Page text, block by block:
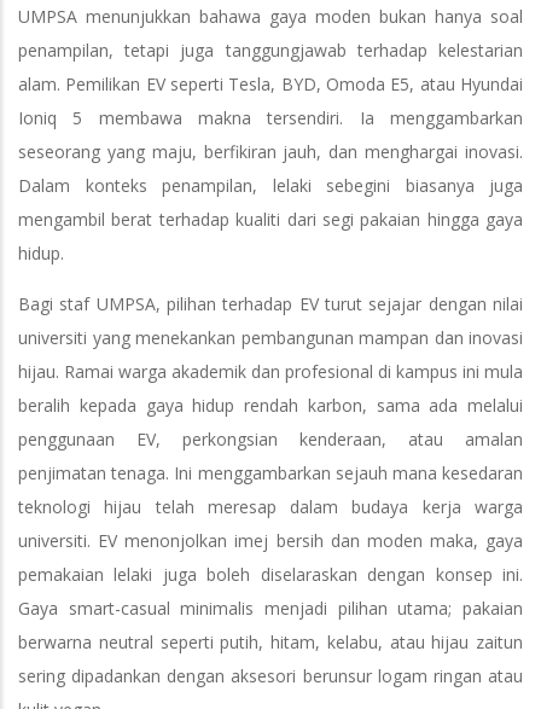
UMPSA menunjukkan bahawa gaya moden bukan hanya soal
penampilan, tetapi juga tanggungjawab terhadap kelestarian
alam. Pemilikan EV seperti Tesla, BYD, Omoda E5, atau Hyundai
Ioniq 5 membawa makna tersendiri. Ia menggambarkan
seseorang yang maju, berfikiran jauh, dan menghargai inovasi.
Dalam konteks penampilan, lelaki sebegini biasanya juga
mengambil berat terhadap kualiti dari segi pakaian hingga gaya
hidup.
Bagi staf UMPSA, pilihan terhadap EV turut sejajar dengan nilai
universiti yang menekankan pembangunan mampan dan inovasi
hijau. Ramai warga akademik dan profesional di kampus ini mula
beralih kepada gaya hidup rendah karbon, sama ada melalui
penggunaan EV, perkongsian kenderaan, atau amalan
penjimatan tenaga. Ini menggambarkan sejauh mana kesedaran
teknologi hijau telah meresap dalam budaya kerja warga
universiti. EV menonjolkan imej bersih dan moden maka, gaya
pemakaian lelaki juga boleh diselaraskan dengan konsep ini.
Gaya smart-casual minimalis menjadi pilihan utama; pakaian
berwarna neutral seperti putih, hitam, kelabu, atau hijau zaitun
sering dipadankan dengan aksesori berunsur logam ringan atau